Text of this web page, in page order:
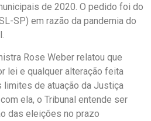
de 2020. O pedido foi do
SP) em razão da pandemia do
Rose Weber relatou que
lei e qualquer alteração feita
limites de atuação da Justiça
ela, o Tribunal entende ser
das eleições no prazo